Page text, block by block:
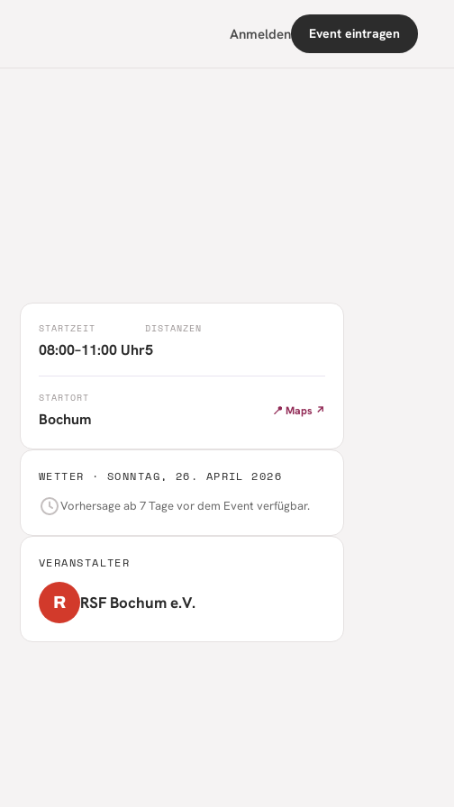
Anmelden Event eintragen
STARTZEIT
08:00–11:00 Uhr
DISTANZEN
5
STARTORT
Bochum 📍 Maps ↗
WETTER · SONNTAG, 26. APRIL 2026
Vorhersage ab 7 Tage vor dem Event verfügbar.
VERANSTALTER
R RSF Bochum e.V.